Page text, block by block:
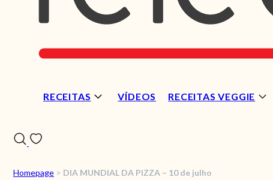
RECEITAS VÍDEOS RECEITAS VEGGIE
Homepage > DIA MUNDIAL DA PIZZA – 10 de julho